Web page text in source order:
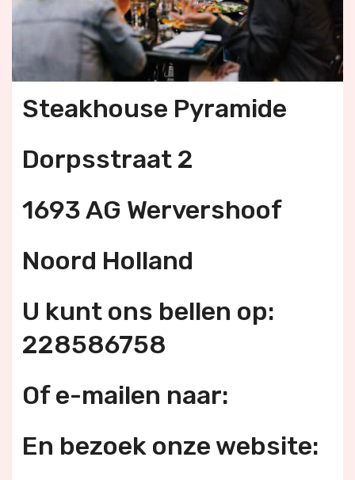
Steakhouse Pyramide
Dorpsstraat 2
1693 AG Wervershoof
Noord Holland
U kunt ons bellen op:
228586758
Of e-mailen naar:
En bezoek onze website: